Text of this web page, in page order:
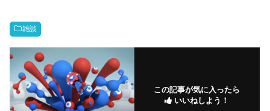
雑談
この記事が気に入ったら
いいねしよう！